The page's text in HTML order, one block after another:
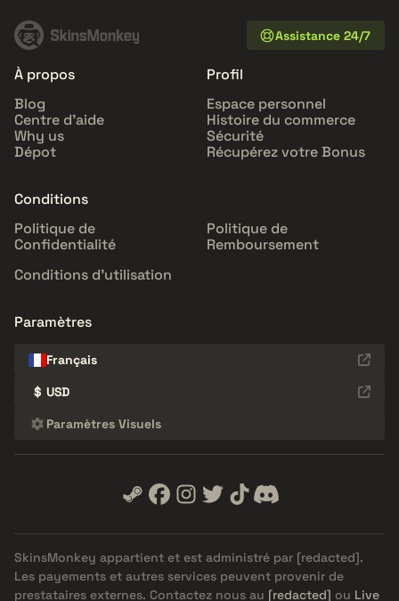
Assistance 24/7
À propos
Blog
Centre d'aide
Why us
Dépot
Profil
Espace personnel
Histoire du commerce
Sécurité
Récupérez votre Bonus
Conditions
Politique de
Confidentialité
Politique de
Remboursement
Conditions d'utilisation
Paramètres
Français
$ USD
Paramètres Visuels
SkinsMonkey appartient et est administré par [redacted].
Les payements et autres services peuvent provenir de
prestataires externes. Contactez nous au [redacted] ou Live